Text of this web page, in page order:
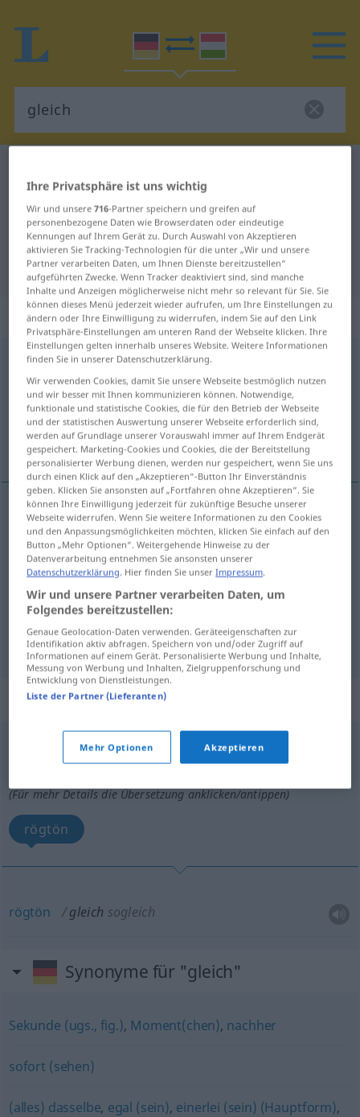
Deutsch-Ungarisch Übersetzung
für "gleich"
"gleich" Ungarisch Übersetzung
„gleich“: Adjektiv
gleichadj
Übersicht aller Übersetzungen
(Für mehr Details die Übersetzung anklicken/antippen)
egyenlő, egyforma, hasonló, közömbös
egyenlő gleich
egyforma gleich
hasonló gleich
közömbös gleichgleichgültig
„gleich“: Adverb
(Für mehr Details die Übersetzung anklicken/antippen)
rögtön
rögtön gleich sogleich
Synonyme für "gleich"
Sekunde (ugs., fig.), Moment(chen), nachher
sofort (sehen)
(alles) dasselbe, egal (sein), einerlei (sein) (Hauptform),
Ihre Privatsphäre ist uns wichtig
Wir und unsere716-Partner speichern und greifen auf
personenbezogene Daten wie Browserdaten oder eindeutige
Kennungen auf Ihrem Gerät zu. Durch Auswahl von Akzeptieren
aktivieren Sie Tracking-Technologien für die unter „Wir und unsere
Partner verarbeiten Daten, um Ihnen Dienste bereitzustellen“
aufgeführten Zwecke. Wenn Tracker deaktiviert sind, sind manche
Inhalte und Anzeigen möglicherweise nicht mehr so relevant für Sie. Sie
können dieses Menü jederzeit wieder aufrufen, um Ihre Einstellungen zu
ändern oder Ihre Einwilligung zu widerrufen, indem Sie auf den Link
Privatsphäre-Einstellungen am unteren Rand der Webseite klicken. Ihre
Einstellungen gelten innerhalb unseres Website. Weitere Informationen
finden Sie in unserer Datenschutzerklärung.
Wir verwenden Cookies, damit Sie unsere Webseite bestmöglich nutzen
und wir besser mit Ihnen kommunizieren können. Notwendige,
funktionale und statistische Cookies, die für den Betrieb der Webseite
und der statistischen Auswertung unserer Webseite erforderlich sind,
werden auf Grundlage unserer Vorauswahl immer auf Ihrem Endgerät
gespeichert. Marketing-Cookies und Cookies, die der Bereitstellung
personalisierter Werbung dienen, werden nur gespeichert, wenn Sie uns
durch einen Klick auf den „Akzeptieren“-Button Ihr Einverständnis
geben. Klicken Sie ansonsten auf „Fortfahren ohne Akzeptieren“. Sie
können Ihre Einwilligung jederzeit für zukünftige Besuche unserer
Webseite widerrufen. Wenn Sie weitere Informationen zu den Cookies
und den Anpassungsmöglichkeiten möchten, klicken Sie einfach auf den
Button „Mehr Optionen“. Weitergehende Hinweise zu der
Datenverarbeitung entnehmen Sie ansonsten unserer
Datenschutzerklärung. Hier finden Sie unserImpressum.
Wir und unsere Partner verarbeiten Daten, um
Folgendes bereitzustellen:
Genaue Geolocation-Daten verwenden. Geräteeigenschaften zur
Identifikation aktiv abfragen. Speichern von und/oder Zugriff auf
Informationen auf einem Gerät. Personalisierte Werbung und Inhalte,
Messung von Werbung und Inhalten, Zielgruppenforschung und
Entwicklung von Dienstleistungen.
Liste der Partner (Lieferanten)
Mehr Optionen Akzeptieren